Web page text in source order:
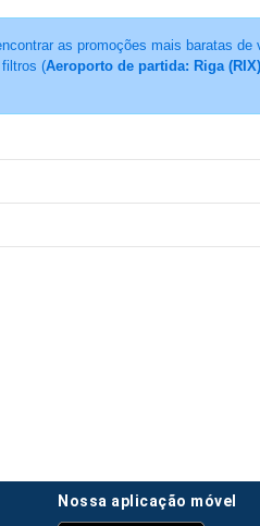
as promoções mais baratas de
(Aeroporto de partida: Riga
nossa aplicação móvel